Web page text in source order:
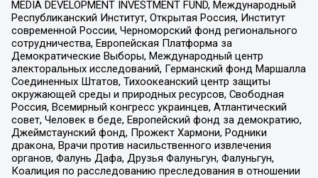
MEDIA DEVELOPMENT INVESTMENT FUND, Международный
Республиканский Институт, Открытая Россия, Институт
современной России, Черноморский фонд регионального
сотрудничества, Европейская Платформа за
Демократические Выборы, Международный центр
электоральных исследований, Германский фонд Маршалла
Соединенных Штатов, Тихоокеанский центр защиты
окружающей среды и природных ресурсов, Свободная
Россия, Всемирный конгресс украинцев, Атлантический
совет, Человек в беде, Европейский фонд за демократию,
Джеймстаунский фонд, Прожект Хармони, Родники
дракона, Врачи против насильственного извлечения
органов, Фалунь Дафа, Друзья Фалуньгун, Фалуньгун,
Коалиция по расследованию преследования в отношении